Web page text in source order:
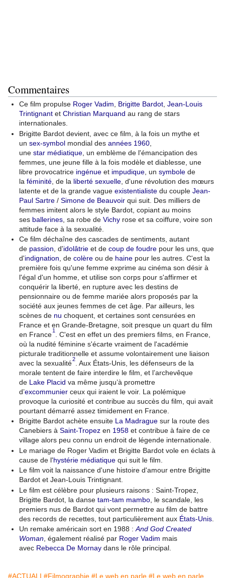
Commentaires
Ce film propulse Roger Vadim, Brigitte Bardot, Jean-Louis
Trintignant et Christian Marquand au rang de stars
internationales.
Brigitte Bardot devient, avec ce film, à la fois un mythe et
un sex-symbol mondial des années 1960
une star médiatique , un emblème de l'émancipation des
femmes, une jeune fille à la fois modèle et diablesse, une
libre provocatrice ingénue et impudique , un symbole de
la féminité , de la liberté sexuelle , d'une révolution des mœurs
latente et de la grande vague existentialiste du couple Jean-
Paul Sartre / Simone de Beauvoir qui suit. Des milliers de
femmes imitent alors le style Bardot, copiant au moins
ses ballerines , sa robe de Vichy rose et sa coiffure, voire son
attitude face à la sexualité.
Ce film déchaîne des cascades de sentiments, autant
de passion , d'idolâtrie et de coup de foudre pour les uns, que
d'indignation , de colère ou de haine pour les autres. C'est la
première fois qu'une femme exprime au cinéma son désir à
l'égal d'un homme, et utilise son corps pour s'affirmer et
conquérir la liberté, en rupture avec les destins de
pensionnaire ou de femme mariée alors proposés par la
société aux jeunes femmes de cet âge. Par ailleurs, les
scènes de nu choquent, et certaines sont censurées en
France et en Grande-Bretagne, soit presque un quart du film
en France1
. C'est en effet un des premiers films, en France,
où la nudité féminine s'écarte vraiment de l'académie
picturale traditionnelle et assume volontairement une liaison
avec la sexualité2 . Aux États-Unis, les défenseurs de la
morale tentent de faire interdire le film, et l’archevêque
de Lake Placid va même jusqu’à promettre
d’excommunier ceux qui iraient le voir. La polémique
provoque la curiosité et contribue au succès du film, qui avait
pourtant démarré assez timidement en France.
Brigitte Bardot achète ensuite La Madrague sur la route des
Canebiers à Saint-Tropez en 1958 et contribue à faire de ce
village alors peu connu un endroit de légende internationale.
Le mariage de Roger Vadim et Brigitte Bardot vole en éclats à
cause de l'hystérie médiatique qui suit le film.
Le film voit la naissance d'une histoire d'amour entre Brigitte
Bardot et Jean-Louis Trintignant.
Le film est célèbre pour plusieurs raisons : Saint-Tropez,
Brigitte Bardot, la danse tam-tam mambo , le scandale, les
premiers nus de Bardot qui vont permettre au film de battre
des records de recettes, tout particulièrement aux États-Unis
Un remake américain sort en 1988 : And God Created
Woman , également réalisé par Roger Vadim mais
avec Rebecca De Mornay dans le rôle principal.
#ACTUALI #Filmographie #Le web en parle #Le web en parle..